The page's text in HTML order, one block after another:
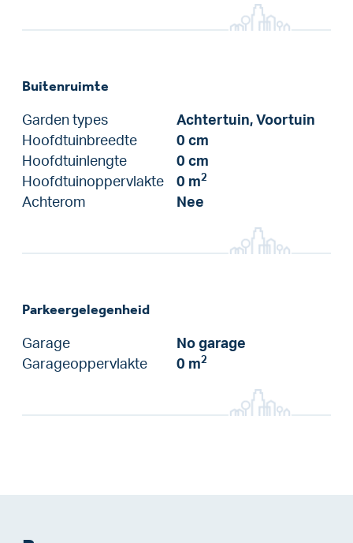
Buitenruimte
Garden types
Achtertuin, Voortuin
Hoofdtuinbreedte
0 cm
Hoofdtuinlengte
0 cm
Hoofdtuinoppervlakte
0 m2
Achterom Nee
Parkeergelegenheid
Garage
No garage
Garageoppervlakte
0 m2